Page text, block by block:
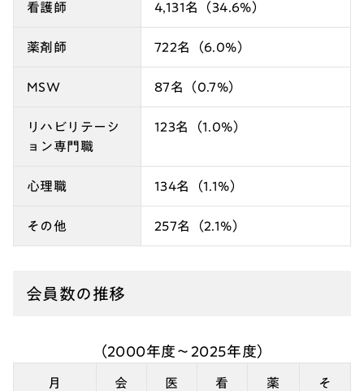
看護師 4,131名（34.6%）
薬剤師 722名（6.0%）
MSW 87名（0.7%）
リハビリテーシ
ョン専門職
123名（1.0%）
心理職 134名（1.1%）
その他 257名（2.1%）
会員数の推移
（2000年度～2025年度）
月
会
医
看
薬
そ